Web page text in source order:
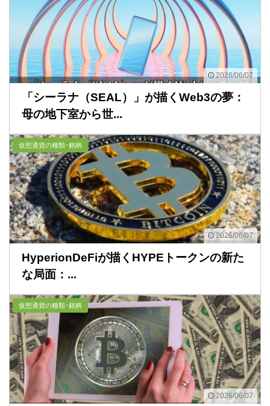
2026/06/07
「シーラナ（SEAL）」が描くWeb3の夢：
母の地下室から世...
2026/06/07
仮想通貨の種類･銘柄
HyperionDeFiが描くHYPEトークンの新た
な局面：...
2026/06/07
仮想通貨の種類･銘柄